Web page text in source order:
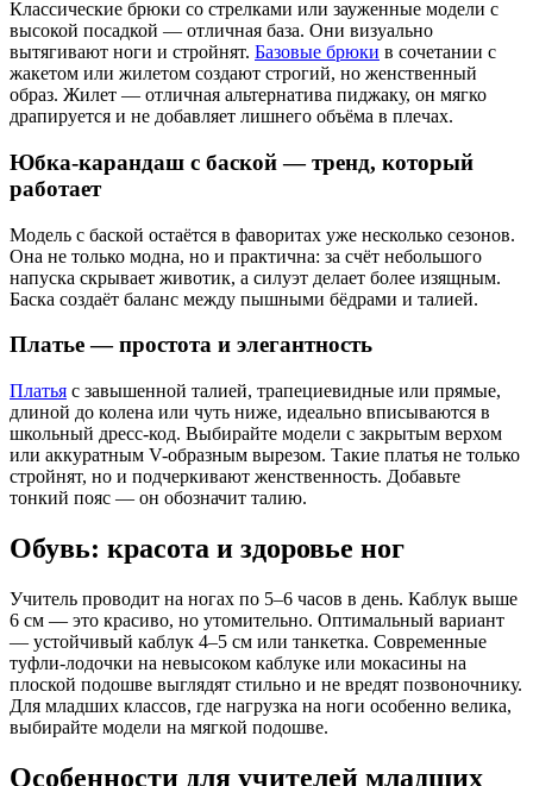
Классические брюки со стрелками или зауженные модели с
высокой посадкой — отличная база. Они визуально
вытягивают ноги и стройнят. Базовые брюки в сочетании с
жакетом или жилетом создают строгий, но женственный
образ. Жилет — отличная альтернатива пиджаку, он мягко
драпируется и не добавляет лишнего объёма в плечах.
Юбка-карандаш с баской — тренд, который
работает
Модель с баской остаётся в фаворитах уже несколько сезонов.
Она не только модна, но и практична: за счёт небольшого
напуска скрывает животик, а силуэт делает более изящным.
Баска создаёт баланс между пышными бёдрами и талией.
Платье — простота и элегантность
Платья с завышенной талией, трапециевидные или прямые,
длиной до колена или чуть ниже, идеально вписываются в
школьный дресс-код. Выбирайте модели с закрытым верхом
или аккуратным V-образным вырезом. Такие платья не только
стройнят, но и подчеркивают женственность. Добавьте
тонкий пояс — он обозначит талию.
Обувь: красота и здоровье ног
Учитель проводит на ногах по 5–6 часов в день. Каблук выше
6 см — это красиво, но утомительно. Оптимальный вариант
— устойчивый каблук 4–5 см или танкетка. Современные
туфли-лодочки на невысоком каблуке или мокасины на
плоской подошве выглядят стильно и не вредят позвоночнику.
Для младших классов, где нагрузка на ноги особенно велика,
выбирайте модели на мягкой подошве.
Особенности для учителей младших